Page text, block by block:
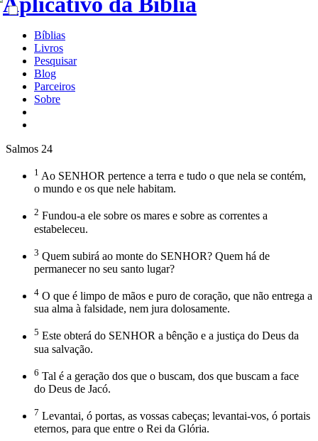
Bíblias
Livros
Pesquisar
Blog
Parceiros
Sobre
Salmos 24
1 Ao SENHOR pertence a terra e tudo o que nela se contém,
o mundo e os que nele habitam.
2 Fundou-a ele sobre os mares e sobre as correntes a
estabeleceu.
3 Quem subirá ao monte do SENHOR? Quem há de
permanecer no seu santo lugar?
4 O que é limpo de mãos e puro de coração, que não entrega a
sua alma à falsidade, nem jura dolosamente.
5 Este obterá do SENHOR a bênção e a justiça do Deus da
sua salvação.
6 Tal é a geração dos que o buscam, dos que buscam a face
do Deus de Jacó.
7 Levantai, ó portas, as vossas cabeças; levantai-vos, ó portais
eternos, para que entre o Rei da Glória.